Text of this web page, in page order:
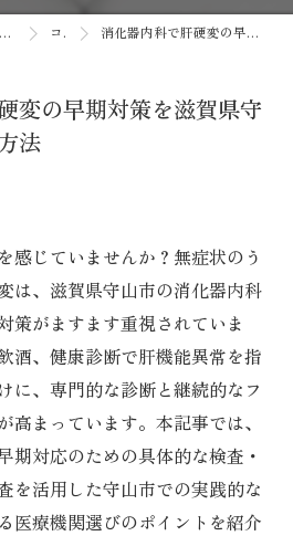
滋賀県守山市の内科ならブルーレイク消化器内科クリニック コラム 消化器内科で肝硬変の早期対策を滋賀県守山市で実現する方法
変の早期対策を滋賀県守
法
感じていませんか？無症状のう
は、滋賀県守山市の消化器内科
策がますます重視されていま
酒、健康診断で肝機能異常を指
に、専門的な診断と継続的なフ
高まっています。本記事では、
期対応のための具体的な検査・
を活用した守山市での実践的な
医療機関選びのポイントを紹介